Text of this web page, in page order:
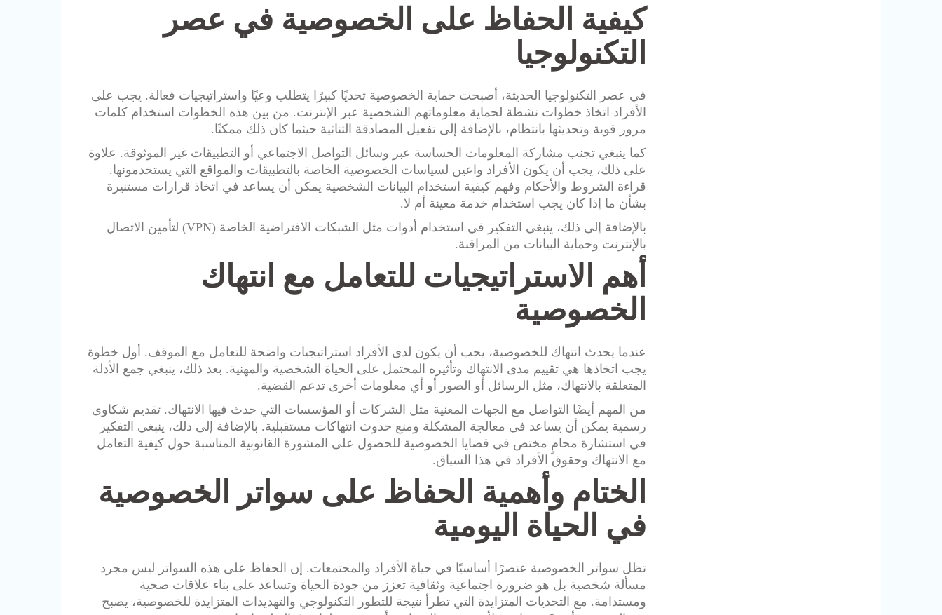
كيفية الحفاظ على الخصوصية في عصر
التكنولوجيا
في عصر التكنولوجيا الحديثة، أصبحت حماية الخصوصية تحديًا كبيرًا يتطلب وعيًا واستراتيجيات فعالة. يجب على
الأفراد اتخاذ خطوات نشطة لحماية معلوماتهم الشخصية عبر الإنترنت. من بين هذه الخطوات استخدام كلمات
مرور قوية وتحديثها بانتظام، بالإضافة إلى تفعيل المصادقة الثنائية حيثما كان ذلك ممكنًا.
كما ينبغي تجنب مشاركة المعلومات الحساسة عبر وسائل التواصل الاجتماعي أو التطبيقات غير الموثوقة. علاوة
على ذلك، يجب أن يكون الأفراد واعين لسياسات الخصوصية الخاصة بالتطبيقات والمواقع التي يستخدمونها.
قراءة الشروط والأحكام وفهم كيفية استخدام البيانات الشخصية يمكن أن يساعد في اتخاذ قرارات مستنيرة
بشأن ما إذا كان يجب استخدام خدمة معينة أم لا.
بالإضافة إلى ذلك، ينبغي التفكير في استخدام أدوات مثل الشبكات الافتراضية الخاصة (VPN) لتأمين الاتصال
بالإنترنت وحماية البيانات من المراقبة.
أهم الاستراتيجيات للتعامل مع انتهاك
الخصوصية
عندما يحدث انتهاك للخصوصية، يجب أن يكون لدى الأفراد استراتيجيات واضحة للتعامل مع الموقف. أول خطوة
يجب اتخاذها هي تقييم مدى الانتهاك وتأثيره المحتمل على الحياة الشخصية والمهنية. بعد ذلك، ينبغي جمع الأدلة
المتعلقة بالانتهاك، مثل الرسائل أو الصور أو أي معلومات أخرى تدعم القضية.
من المهم أيضًا التواصل مع الجهات المعنية مثل الشركات أو المؤسسات التي حدث فيها الانتهاك. تقديم شكاوى
رسمية يمكن أن يساعد في معالجة المشكلة ومنع حدوث انتهاكات مستقبلية. بالإضافة إلى ذلك، ينبغي التفكير
في استشارة محامٍ مختص في قضايا الخصوصية للحصول على المشورة القانونية المناسبة حول كيفية التعامل
مع الانتهاك وحقوق الأفراد في هذا السياق.
الختام وأهمية الحفاظ على سواتر الخصوصية
في الحياة اليومية
تظل سواتر الخصوصية عنصرًا أساسيًا في حياة الأفراد والمجتمعات. إن الحفاظ على هذه السواتر ليس مجرد
مسألة شخصية بل هو ضرورة اجتماعية وثقافية تعزز من جودة الحياة وتساعد على بناء علاقات صحية
ومستدامة. مع التحديات المتزايدة التي تطرأ نتيجة للتطور التكنولوجي والتهديدات المتزايدة للخصوصية، يصبح